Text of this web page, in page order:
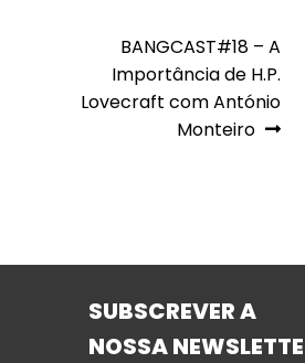
Artigo
seguinte:
BANGCAST#18 – A
Importância de H.P.
Lovecraft com António
Monteiro
SUBSCREVER A
NOSSA